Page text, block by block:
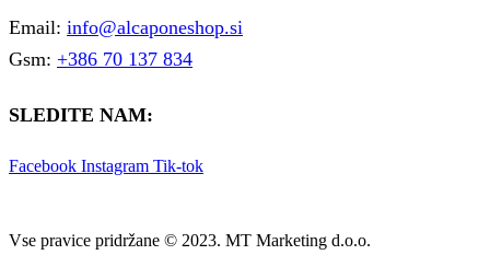
Email: info@alcaponeshop.si
Gsm: +386 70 137 834
SLEDITE NAM:
Facebook Instagram Tik-tok
Vse pravice pridržane © 2023. MT Marketing d.o.o.